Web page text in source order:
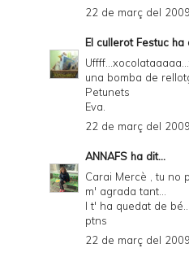
22 de març del
El cullerot Festuc ha
una bomba de
Petunets
Eva.
22 de març del
ANNAFS ha dit...
Carai Mercè , tu no
m' agrada tant...
I t' ha quedat de bé...
ptns
22 de març del